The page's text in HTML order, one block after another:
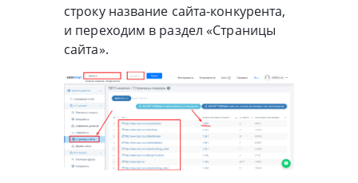
строку название сайта-конкурента,
и переходим в раздел «Страницы
сайта».